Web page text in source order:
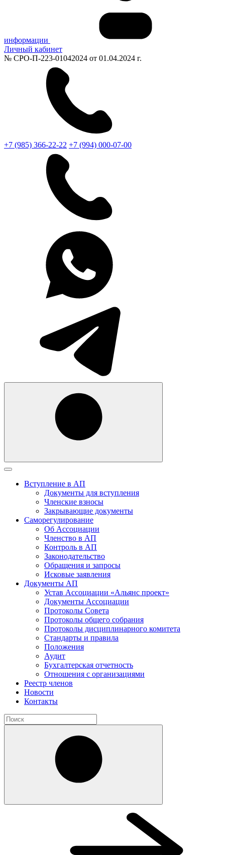
информации
Личный кабинет
№ СРО-П-223-01042024 от 01.04.2024 г.
+7 (985) 366-22-22 +7 (994) 000-07-00
Вступление в АП
Документы для вступления
Членские взносы
Закрывающие документы
Саморегулирование
Об Ассоциации
Членство в АП
Контроль в АП
Законодательство
Обращения и запросы
Исковые заявления
Документы АП
Устав Ассоциации «Альянс проект»
Документы Ассоциации
Протоколы Совета
Протоколы общего собрания
Протоколы дисциплинарного комитета
Стандарты и правила
Положения
Аудит
Бухгалтерская отчетность
Отношения с организациями
Реестр членов
Новости
Контакты